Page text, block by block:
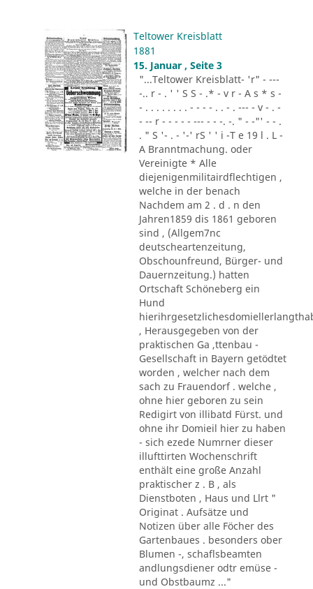
Teltower Kreisblatt
1881
15. Januar , Seite 3
"...Teltower Kreisblatt- 'r" - ---
-.. r - . ' ' S S - .* - v r - A s * s -
- . . . . . . . . - - - - . . - . --- - v - . -
- -- r - - - - - --- - - -. -. " - -"' - - .
. " S '- . - '-' rS ' ' i -T e 19 l . L -
A Branntmachung. oder
Vereinigte * Alle
diejenigenmilitairdflechtigen ,
welche in der benach
Nachdem am 2 . d . n den
Jahren1859 dis 1861 geboren
sind , (Allgem7nc
deutscheartenzeitung,
Obschounfreund, Bürger- und
Dauernzeitung.) hatten
Ortschaft Schöneberg ein
Hund
, Herausgegeben von der
praktischen Ga ,ttenbau -
Gesellschaft in Bayern getödtet
worden , welcher nach dem
sach zu Frauendorf . welche ,
ohne hier geboren zu sein
Redigirt von illibatd Fürst. und
ohne ihr Domieil hier zu haben
- sich ezede Numrner dieser
illufttirten Wochenschrift
enthält eine große Anzahl
praktischer z . B , als
Dienstboten , Haus und Llrt "
Originat . Aufsätze und
Notizen über alle Föcher des
Gartenbaues . besonders ober
Blumen -, schaflsbeamten
andlungsdiener odtr emüse -
und Obstbaumz ..."